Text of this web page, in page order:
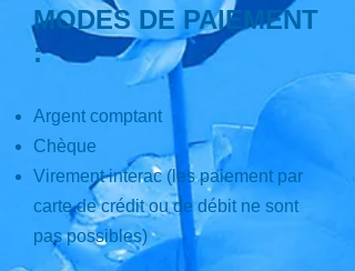
MODES DE PAIEMENT
:
Argent comptant
Chèque
Virement interac(les paiement par
carte de crédit ou de débit ne sont
pas possibles)